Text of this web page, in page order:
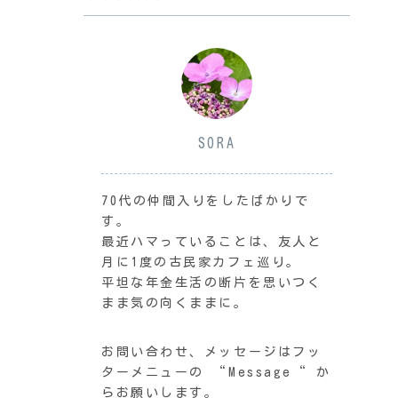
SORA
70代の仲間入りをしたばかりで
す。
最近ハマっていることは、友人と
月に1度の古民家カフェ巡り。
平坦な年金生活の断片を思いつく
まま気の向くままに。
お問い合わせ、メッセージはフッ
ターメニューの “Message“ か
らお願いします。